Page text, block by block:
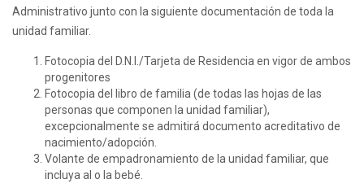
Administrativo junto con la siguiente documentación de toda la
unidad familiar.
Fotocopia del D.N.I./Tarjeta de Residencia en vigor de ambos
progenitores
Fotocopia del libro de familia (de todas las hojas de las
personas que componen la unidad familiar),
excepcionalmente se admitirá documento acreditativo de
nacimiento/adopción.
Volante de empadronamiento de la unidad familiar, que
incluya al o la bebé.